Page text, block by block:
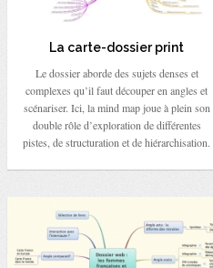
La carte-dossier print
Le dossier aborde des sujets denses et
complexes qu’il faut découper en angles et
scénariser. Ici, la mind map joue à plein son
double rôle d’exploration de différentes
pistes, de structuration et de hiérarchisation.